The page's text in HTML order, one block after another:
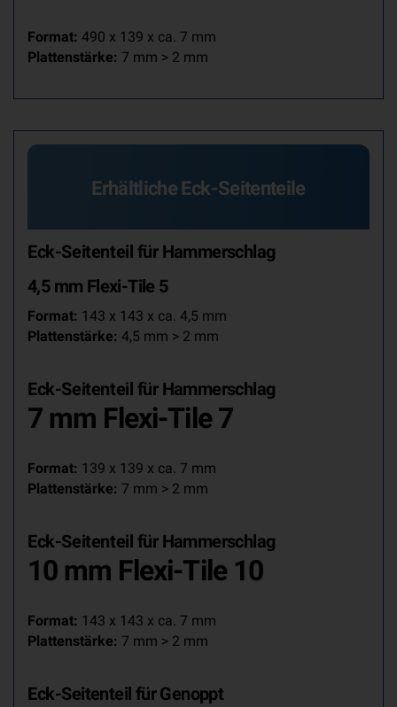
Format: 490 x 139 x ca. 7 mm
Plattenstärke: 7 mm > 2 mm
Erhältliche Eck-Seitenteile
Eck-Seitenteil fürHammerschlag
4,5 mm Flexi-Tile 5
Format: 143 x 143 x ca. 4,5 mm
Plattenstärke: 4,5 mm > 2 mm
Eck-Seitenteil fürHammerschlag
7 mm Flexi-Tile 7
Format: 139 x 139 x ca. 7 mm
Plattenstärke: 7 mm > 2 mm
Eck-Seitenteil fürHammerschlag
10 mm Flexi-Tile 10
Format: 143 x 143 x ca. 7 mm
Plattenstärke: 7 mm > 2 mm
Eck-Seitenteil fürGenoppt